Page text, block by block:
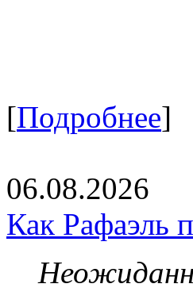
[Подробнее]
06.08.2026
Как Рафаэль